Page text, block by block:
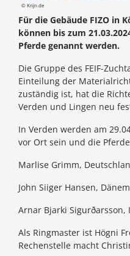
© Krijn.de
Für die Gebäude FIZO in
können bis zum
Pferde genannt werden.
Die Gruppe des FEIF-
Einteilung der
zuständig ist, hat die
Verden und Lingen neu
In Verden werden am
vor Ort sein und die
Marlise Grimm,
John Siiger Hansen,
Arnar Bjarki Sigurðarsson,
Als Ringmaster ist Högni
Rechenstelle macht